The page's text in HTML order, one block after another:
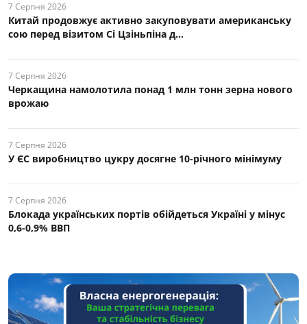
7 Серпня 2026
Китай продовжує активно закуповувати американську
сою перед візитом Сі Цзіньпіна д...
7 Серпня 2026
Черкащина намолотила понад 1 млн тонн зерна нового
врожаю
7 Серпня 2026
У ЄС виробництво цукру досягне 10-річного мінімуму
7 Серпня 2026
Блокада українських портів обійдеться Україні у мінус
0,6-0,9% ВВП